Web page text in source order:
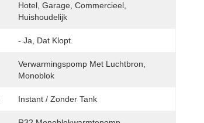
Hotel, Garage, Commercieel,
Huishoudelijk
- Ja, Dat Klopt.
Verwarmingspomp Met Luchtbron,
Monoblok
Instant / Zonder Tank